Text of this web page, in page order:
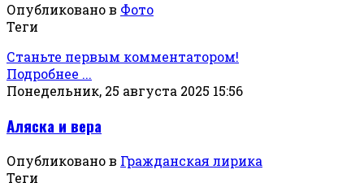
Опубликовано в Фото
Теги
Станьте первым комментатором!
Подробнее ...
Понедельник, 25 августа 2025 15:56
Аляска и вера
Опубликовано в Гражданская лирика
Теги